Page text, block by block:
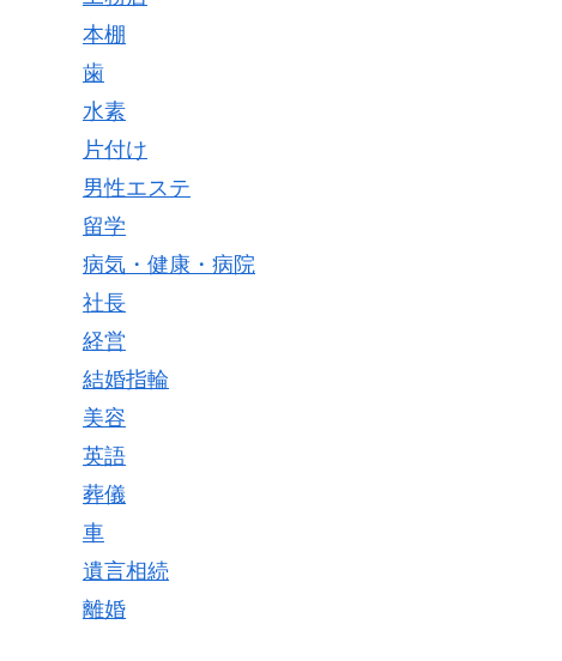
本棚
歯
水素
片付け
男性エステ
留学
病気・健康・病院
社長
経営
結婚指輪
美容
英語
葬儀
車
遺言相続
離婚